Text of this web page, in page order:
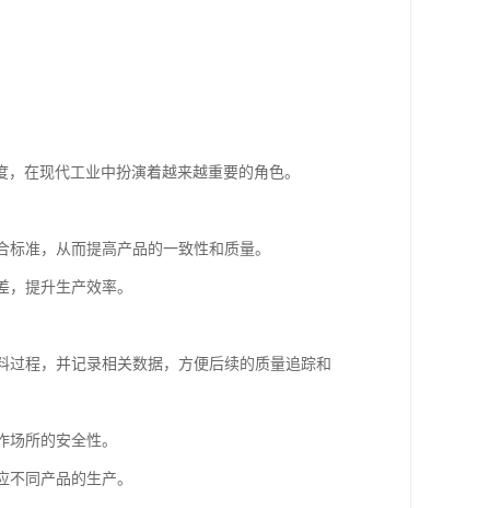
在现代工业中扮演着越来越重要的角色。
准，从而提高产品的一致性和质量。
提升生产效率。
程，并记录相关数据，方便后续的质量追踪和
所的安全性。
同产品的生产。